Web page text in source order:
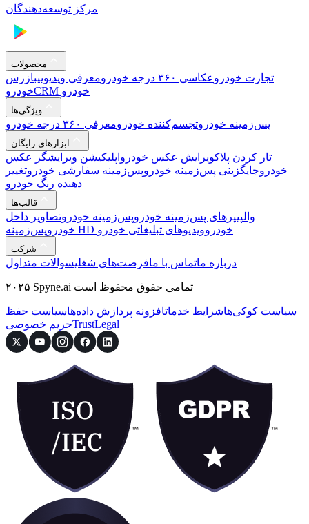
مرکز توسعه‌دهندگان
محصولات
تجارت خودروعکاسی ۳۶۰ درجه خودرو معرفی ویدیوییبازرس
خودرو
CRM خودرو
ویژگی‌ها
پس‌زمینه خودروتجسم‌کننده خودرومعرفی ۳۶۰ درجه خودرو
ابزارهای رایگان
تار کردن پلاکویرایش عکس خودرو اپلیکیشن ویرایشگر عکس
خودروجایگزینی پس‌زمینه خودروپس‌زمینه سفارشی خودروتغییر
دهنده رنگ خودرو
قالب‌ها
والپیپرهای پس‌زمینه خودروپس‌زمینه خودروتصاویر داخل
خودرو
پس‌زمینه HD خودروویدیوهای تبلیغاتی خودرو
شرکت
درباره ماتماس با مافرصت‌های شغلیسوالات متداول
۲۰۲۵ Spyne.ai تمامی حقوق محفوظ است
سیاست کوکی‌هاشرایط خدماتافزونه پردازش داده‌هاسیاست حفظ
حریم خصوصیTrustLegal